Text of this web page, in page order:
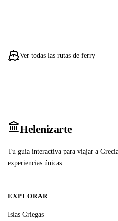
Ver todas las rutas de ferry
Helenizarte
Tu guía interactiva para viajar a
experiencias únicas.
EXPLORAR
Islas Griegas